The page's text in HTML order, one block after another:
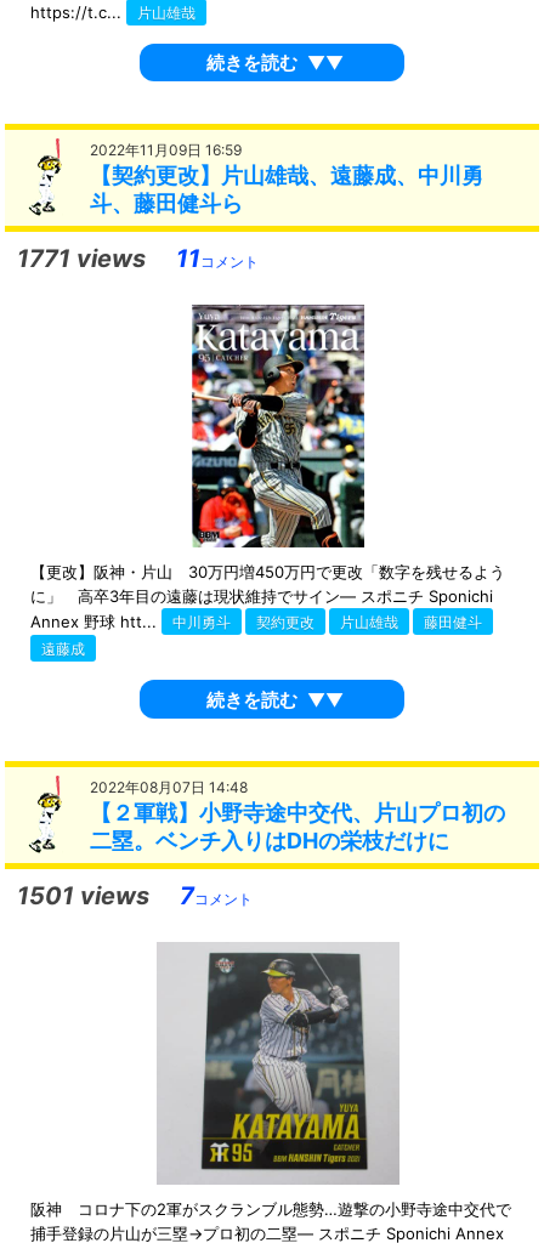
https://t.c...
片山雄哉
続きを読む ▼▼
2022年11月09日 16:59
【契約更改】片山雄哉、遠藤成、中川勇
斗、藤田健斗ら
1771 views 11コメント
【更改】阪神・片山 30万円増450万円で更改「数字を残せるよう
に」 高卒3年目の遠藤は現状維持でサイン― スポニチ Sponichi
Annex 野球 htt...
中川勇斗 契約更改 片山雄哉
藤田健斗
遠藤成
続きを読む ▼▼
2022年08月07日 14:48
【２軍戦】小野寺途中交代、片山プロ初の
二塁。ベンチ入りはDHの栄枝だけに
1501 views 7コメント
阪神 コロナ下の2軍がスクランブル態勢…遊撃の小野寺途中交代で
捕手登録の片山が三塁→プロ初の二塁― スポニチ Sponichi Annex